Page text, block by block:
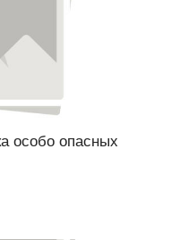
особо опасных